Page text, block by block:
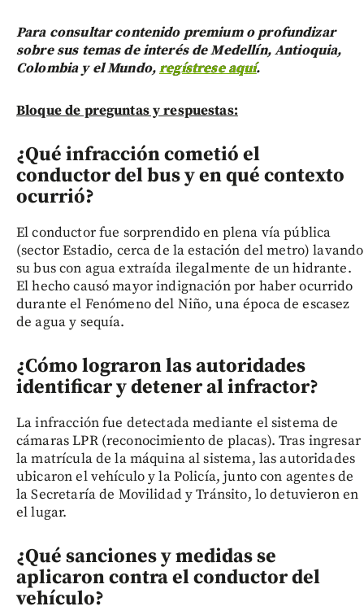
Para consultar contenido premium o profundizar
sobre sus temas de interés de Medellín, Antioquia,
Colombia y el Mundo,regístrese aquí.
Bloque de preguntas y respuestas:
¿Qué infracción cometió el
conductor del bus y en qué contexto
ocurrió?
El conductor fue sorprendido en plena vía pública
(sector Estadio, cerca de la estación del metro) lavando
su bus con agua extraída ilegalmente de un hidrante.
El hecho causó mayor indignación por haber ocurrido
durante el Fenómeno del Niño, una época de escasez
de agua y sequía.
¿Cómo lograron las autoridades
identificar y detener al infractor?
La infracción fue detectada mediante el sistema de
cámaras LPR (reconocimiento de placas). Tras ingresar
la matrícula de la máquina al sistema, las autoridades
ubicaron el vehículo y la Policía, junto con agentes de
la Secretaría de Movilidad y Tránsito, lo detuvieron en
el lugar.
¿Qué sanciones y medidas se
aplicaron contra el conductor del
vehículo?